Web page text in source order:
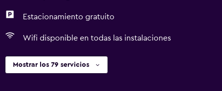
Estacionamiento gratuito
Wifi disponible en todas las instalaciones
Mostrar los 79 servicios